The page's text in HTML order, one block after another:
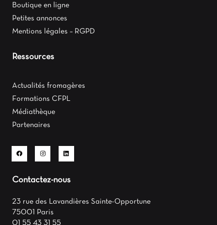
Boutique en ligne
Petites annonces
Mentions légales – RGPD
Ressources
Actualités fromagères
Formations CFPL
Médiathèque
Partenaires
Contactez-nous
23 rue des Lavandières Sainte-Opportune
75001 Paris
01 55 43 31 55